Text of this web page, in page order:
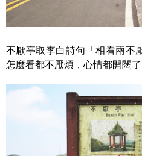
不厭亭取李白詩句「相看兩不
怎麼看都不厭煩，心情都開闊了